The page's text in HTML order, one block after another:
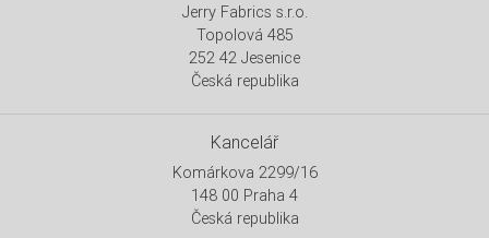
Jerry Fabrics s.r.o.
Topolová 485
252 42 Jesenice
Česká republika
Kancelář
Komárkova 2299/16
148 00 Praha 4
Česká republika